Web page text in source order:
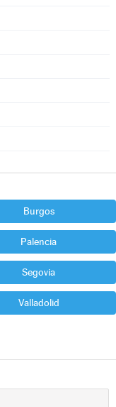
Burgos
Palencia
Segovia
Valladolid